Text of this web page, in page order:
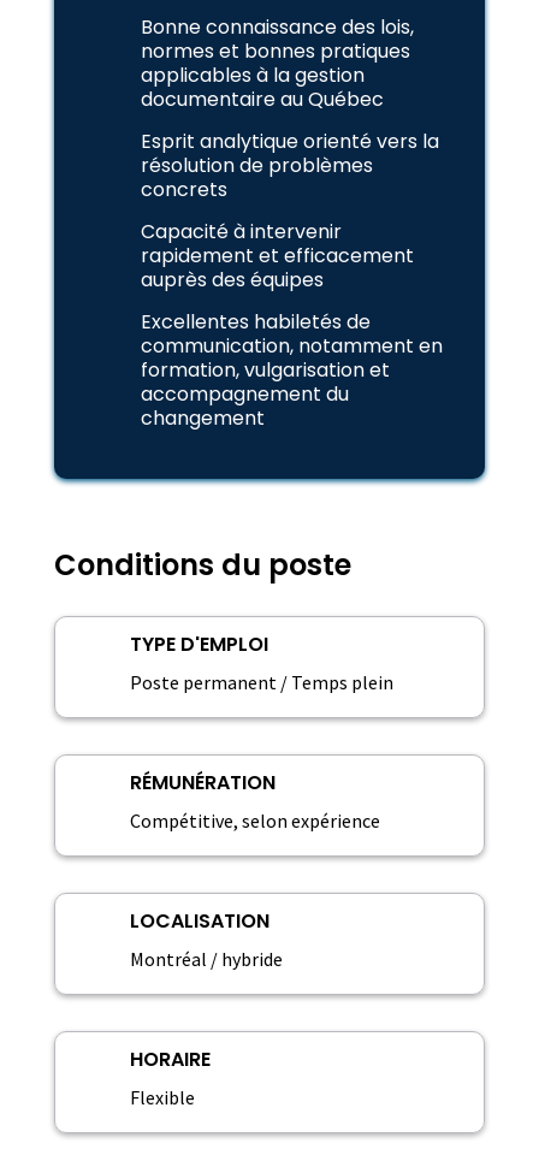
Bonne connaissance des lois,
normes et bonnes pratiques
applicables à la gestion
documentaire au Québec
Esprit analytique orienté vers la
résolution de problèmes
concrets
Capacité à intervenir
rapidement et efficacement
auprès des équipes
Excellentes habiletés de
communication, notamment en
formation, vulgarisation et
accompagnement du
changement
Conditions du poste
TYPE D'EMPLOI
Poste permanent / Temps plein
RÉMUNÉRATION
Compétitive, selon expérience
LOCALISATION
Montréal / hybride
HORAIRE
Flexible